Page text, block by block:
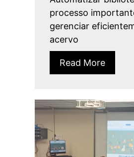
processo
gerenciar
acervo
Read More